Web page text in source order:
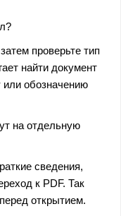
проверьте тип
найти документ
или обозначению
на отдельную
сведения,
к PDF. Так
открытием.